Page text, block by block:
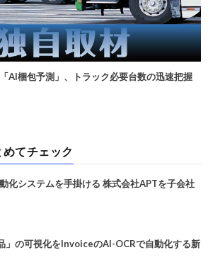
AI梱包予測」、トラック必要台数の迅速把握
めてチェック
化システムを手掛ける 株式会社APTを子会社
」の可視化をInvoiceのAI-OCRで自動化する新